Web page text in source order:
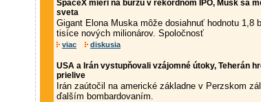
SpaceX mieri na burzu v rekordnom IPO, Musk sa
sveta
Gigant Elona Muska môže dosiahnuť hodnotu 1,8
tisíce nových milionárov. Spoločnosť
viac diskusia
USA a Irán vystupňovali vzájomné útoky, Teherán
prielive
Irán zaútočil na americké základne v Perzskom
ďalším bombardovaním.